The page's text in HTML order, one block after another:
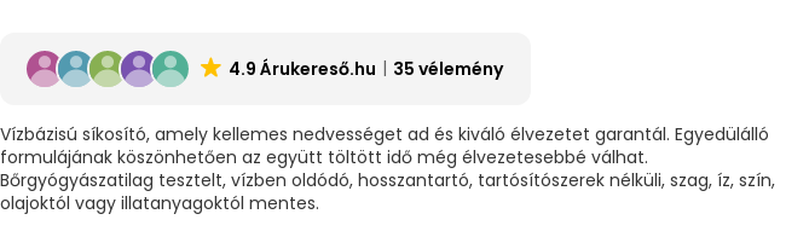
4.9 Árukereső.hu 35 vélemény
Vízbázisú síkosító, amely kellemes nedvességet ad és kiváló élvezetet garantál. Egyedülálló
formulájának köszönhetően az együtt töltött idő még élvezetesebbé válhat.
Bőrgyógyászatilag tesztelt, vízben oldódó, hosszantartó, tartósítószerek nélküli, szag, íz, szín,
olajoktól vagy illatanyagoktól mentes.